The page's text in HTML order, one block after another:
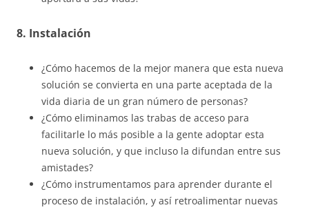
8. Instalación
¿Cómo hacemos de la mejor manera que esta nueva
solución se convierta en una parte aceptada de la
vida diaria de un gran número de personas?
¿Cómo eliminamos las trabas de acceso para
facilitarle lo más posible a la gente adoptar esta
nueva solución, y que incluso la difundan entre sus
amistades?
¿Cómo instrumentamos para aprender durante el
proceso de instalación, y así retroalimentar nuevas